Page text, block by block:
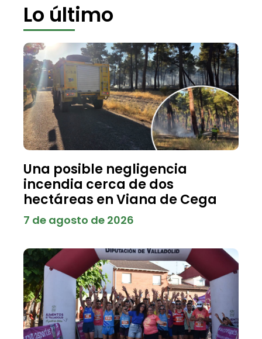
Lo último
Una posible negligencia
incendia cerca de dos
hectáreas en Viana de Cega
7 de agosto de 2026